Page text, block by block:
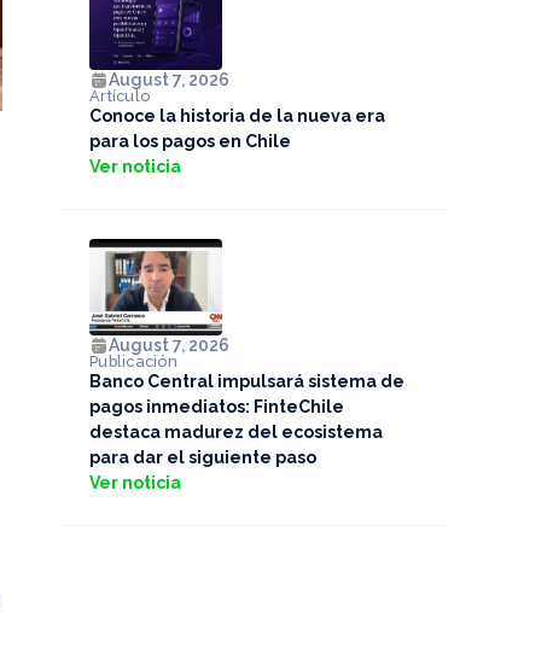
August 7, 2026
Artículo
Conoce la historia de la nueva era
para los pagos en Chile
Ver noticia
August 7, 2026
Publicación
Banco Central impulsará sistema de
pagos inmediatos: FinteChile
destaca madurez del ecosistema
para dar el siguiente paso
Ver noticia